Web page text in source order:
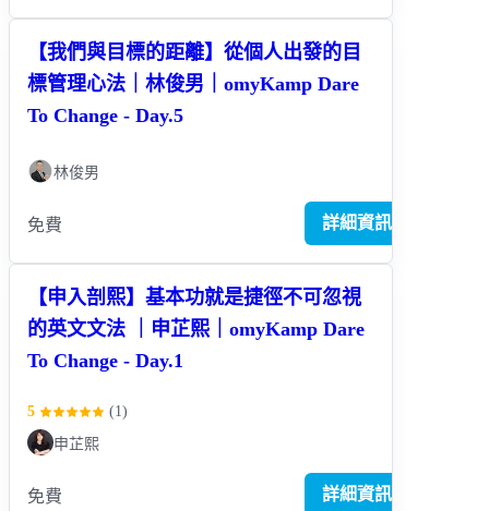
【我們與目標的距離】從個人出發的目
標管理心法｜林俊男｜omyKamp Dare
To Change - Day.5
林俊男
免費 詳細資訊
【申入剖熙】基本功就是捷徑不可忽視
的英文文法 ｜申芷熙｜omyKamp Dare
To Change - Day.1
5 (1 )
申芷熙
免費 詳細資訊